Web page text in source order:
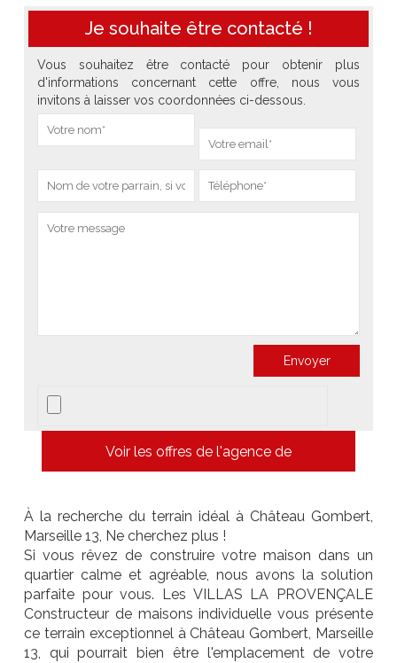
Je souhaite être contacté !
Vous souhaitez être contacté pour obtenir plus
d'informations concernant cette offre, nous vous
invitons à laisser vos coordonnées ci-dessous.
Voir les offres de l'agence de
À la recherche du terrain idéal à Château Gombert,
Marseille 13, Ne cherchez plus !
Si vous rêvez de construire votre maison dans un
quartier calme et agréable, nous avons la solution
parfaite pour vous. Les VILLAS LA PROVENÇALE
Constructeur de maisons individuelle vous présente
ce terrain exceptionnel à Château Gombert, Marseille
13, qui pourrait bien être l'emplacement de votre